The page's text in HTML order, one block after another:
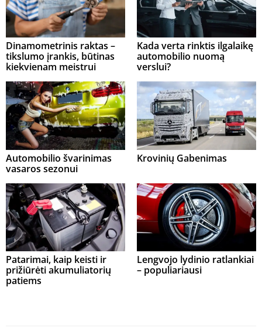
Dinamometrinis raktas –
tikslumo įrankis, būtinas
kiekvienam meistrui
Kada verta rinktis ilgalaikę
automobilio nuomą
verslui?
Automobilio švarinimas
vasaros sezonui
Krovinių Gabenimas
Patarimai, kaip keisti ir
prižiūrėti akumuliatorių
patiems
Lengvojo lydinio ratlankiai
– populiariausi